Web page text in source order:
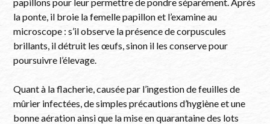
la ponte, il broie la femelle papillon et l’examine au
microscope : s’il observe la présence de corpuscules
brillants, il détruit les œufs, sinon il les conserve pour
poursuivre l’élevage.
Quant à la flacherie, causée par l’ingestion de feuilles de
mûrier infectées, de simples précautions d’hygiène et une
bonne aération ainsi que la mise en quarantaine des lots